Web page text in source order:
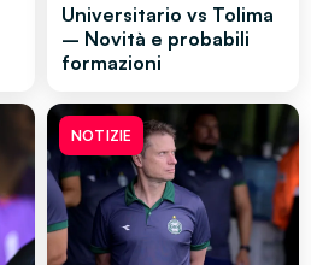
Universitario vs Tolima
– Novità e probabili
formazioni
NOTIZIE